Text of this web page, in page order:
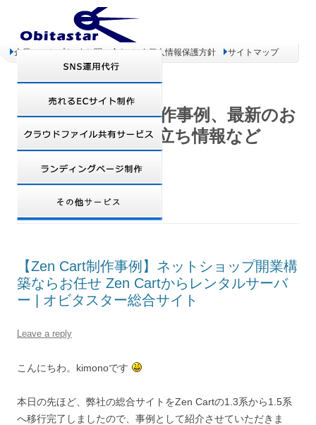
企業コンセプト お問い合わせ 個人情報保護方針 サイトマップ
オビタスター 制作事例、最新のお
得情報、お役立ち情報など
TAG ARCHIVES:検索
【Zen Cart制作事例】ネットショップ開業構
築ならお任せ Zen Cartからレンタルサーバ
ー | オビタスター総合サイト
Leave a reply
こんにちわ。kimonoです
本日の先ほど、弊社の総合サイトをZen Cartの1.3系から1.5系
へ移行完了しましたので、事例として紹介させていただきま